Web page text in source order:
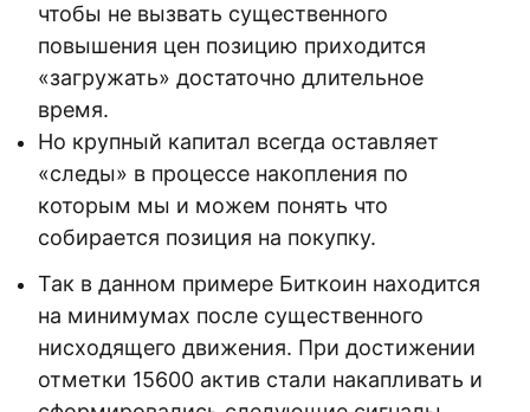
чтобы не вызвать существенного
повышения цен позицию приходится
«загружать» достаточно длительное
время.
Но крупный капитал всегда оставляет
«следы» в процессе накопления по
которым мы и можем понять что
собирается позиция на покупку.
Так в данном примере Биткоин находится
на минимумах после существенного
нисходящего движения. При достижении
отметки 15600 актив стали накапливать и